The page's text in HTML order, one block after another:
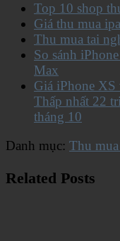
Top 10 shop
Giá thu mua
Thu mua tai
So sánh
Max
Giá iPhone
Thấp nhất 22
tháng 10
Danh mục: Thu
Related Posts